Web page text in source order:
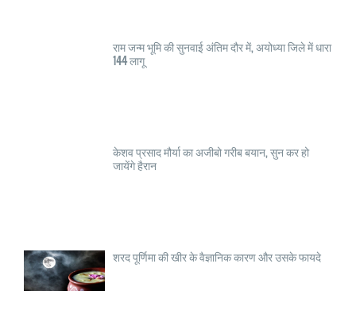
राम जन्म भूमि की सुनवाई अंतिम दौर में, अयोध्या जिले में धारा
144 लागू
केशव प्रसाद मौर्या का अजीबो गरीब बयान, सुन कर हो
जायेंगे हैरान
शरद पूर्णिमा की खीर के वैज्ञानिक कारण और उसके फायदे